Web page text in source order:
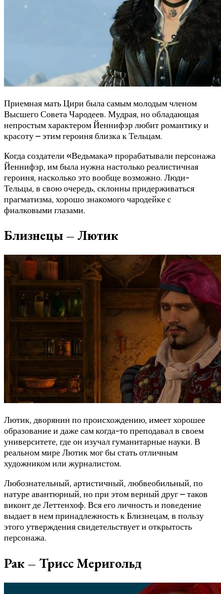
Приемная мать Цири была самым молодым членом
Высшего Совета Чародеев. Мудрая, но обладающая
непростым характером Йеннифэр любит романтику и
красоту – этим героиня близка к Тельцам.
Когда создатели «Ведьмака» прорабатывали персонажа
Йеннифэр, им была нужна настолько реалистичная
героиня, насколько это вообще возможно. Люди-
Тельцы, в свою очередь, склонны придерживаться
прагматизма, хорошо знакомого чародейке с
фиалковыми глазами.
Близнецы – Лютик
Лютик, дворянин по происхождению, имеет хорошее
образование и даже сам когда-то преподавал в своем
университете, где он изучал гуманитарные науки. В
реальном мире Лютик мог бы стать отличным
художником или журналистом.
Любознательный, артистичный, любвеобильный, по
натуре авантюрный, но при этом верный друг – таков
виконт де Леттенхоф. Вся его личность и поведение
выдает в нем принадлежность к Близнецам, в пользу
этого утверждения свидетельствует и открытость
персонажа.
Рак – Трисс Меригольд